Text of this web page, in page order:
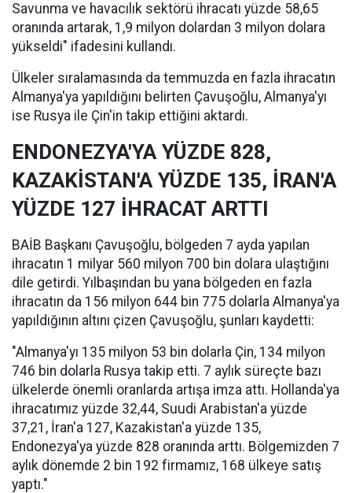
Savunma ve havacılık sektörü ihracatı yüzde 58,65
oranında artarak, 1,9 milyon dolardan 3 milyon dolara
yükseldi" ifadesini kullandı.
Ülkeler sıralamasında da temmuzda en fazla ihracatın
Almanya'ya yapıldığını belirten Çavuşoğlu, Almanya'yı
ise Rusya ile Çin'in takip ettiğini aktardı.
ENDONEZYA'YA YÜZDE 828,
KAZAKİSTAN'A YÜZDE 135, İRAN'A
YÜZDE 127 İHRACAT ARTTI
BAİB Başkanı Çavuşoğlu, bölgeden 7 ayda yapılan
ihracatın 1 milyar 560 milyon 700 bin dolara ulaştığını
dile getirdi. Yılbaşından bu yana bölgeden en fazla
ihracatın da 156 milyon 644 bin 775 dolarla Almanya'ya
yapıldığının altını çizen Çavuşoğlu, şunları kaydetti:
"Almanya'yı 135 milyon 53 bin dolarla Çin, 134 milyon
746 bin dolarla Rusya takip etti. 7 aylık süreçte bazı
ülkelerde önemli oranlarda artışa imza attı. Hollanda'ya
ihracatımız yüzde 32,44, Suudi Arabistan'a yüzde
37,21, İran'a 127, Kazakistan'a yüzde 135,
Endonezya'ya yüzde 828 oranında arttı. Bölgemizden 7
aylık dönemde 2 bin 192 firmamız, 168 ülkeye satış
yaptı."